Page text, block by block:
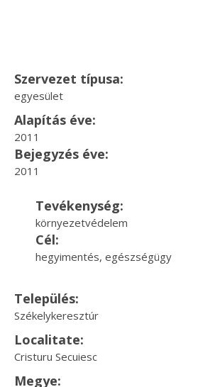
Szervezet típusa:
egyesület
Alapítás éve:
2011
Bejegyzés éve:
2011
Tevékenység:
környezetvédelem
Cél:
hegyimentés, egészségügy
Település:
Székelykeresztúr
Localitate:
Cristuru Secuiesc
Megye: